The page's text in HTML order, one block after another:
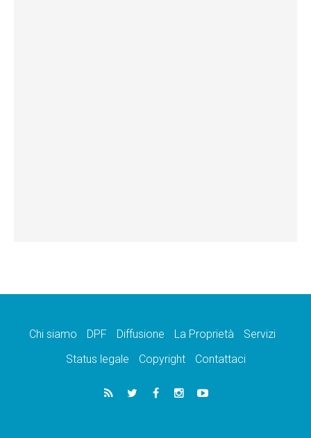
Chi siamo DPF Diffusione La Proprietà
Servizi
Status legale
Copyright Contattaci